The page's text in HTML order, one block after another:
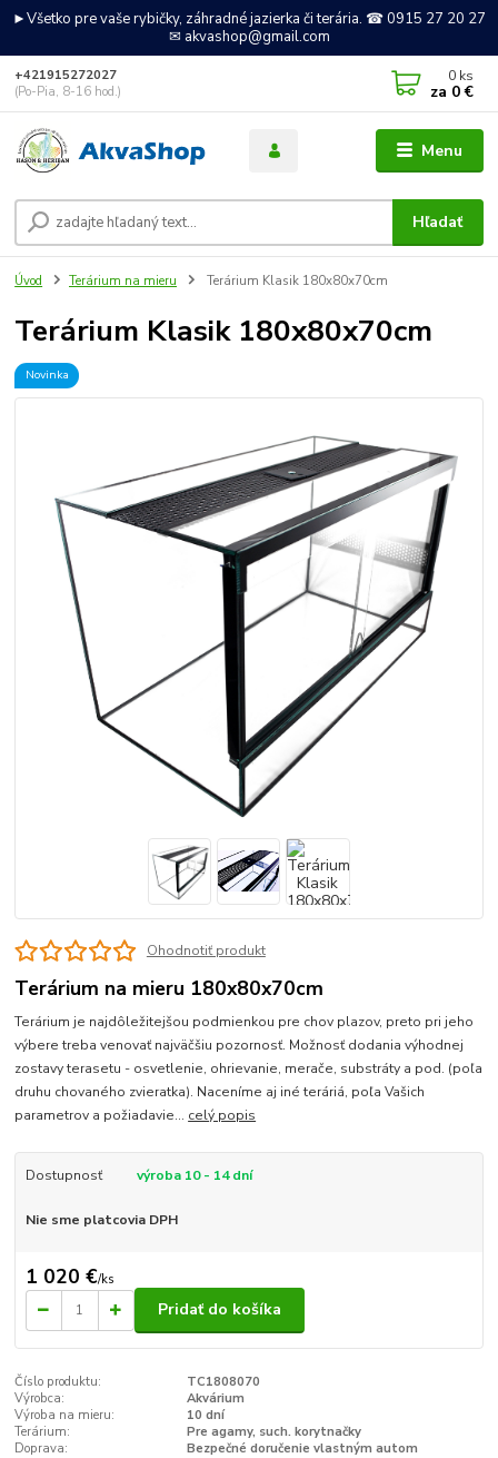
►Všetko pre vaše rybičky, záhradné jazierka či terária. ☎ 0915 27 20 27
✉ akvashop@gmail.com
Menu
Hľadať
+421915272027
(Po-Pia, 8-16 hod.)
0 ks
za 0 €
Úvod Terárium na mieru Terárium Klasik 180x80x70cm
Terárium Klasik 180x80x70cm
Novinka
Ohodnotiť produkt
Terárium na mieru 180x80x70cm
Terárium je najdôležitejšou podmienkou pre chov plazov, preto pri jeho
výbere treba venovať najväčšiu pozornosť. Možnosť dodania výhodnej
zostavy terasetu - osvetlenie, ohrievanie, merače, substráty a pod. (poľa
druhu chovaného zvieratka). Naceníme aj iné teráriá, poľa Vašich
parametrov a požiadavie... celý popis
Dostupnosť výroba 10 - 14 dní
Nie sme platcovia DPH
1 020 €/ks
Pridať do košíka
Číslo produktu:
TC1808070
Výrobca:
Akvárium
Výroba na mieru:
10 dní
Terárium:
Pre agamy, such. korytnačky
Doprava:
Bezpečné doručenie vlastným autom